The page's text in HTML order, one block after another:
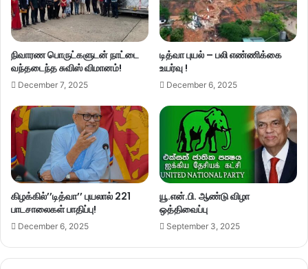
நிவாரண பொருட்களுடன் நாட்டை
வந்தடைந்த சுவிஸ் விமானம்!
December 7, 2025
டித்வா புயல் – பலி எண்ணிக்கை
உயர்வு !
December 6, 2025
கிழக்கில்’’டித்வா’’ புயலால் 221
பாடசாலைகள் பாதிப்பு!
December 6, 2025
யூ.என்.பி. ஆண்டு விழா
ஒத்திவைப்பு
September 3, 2025